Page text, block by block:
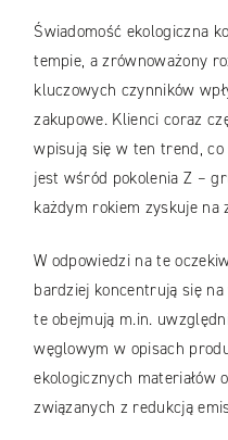
Świadomość ekologiczna
tempie, a zrównoważony
kluczowych czynników
zakupowe. Klienci coraz
wpisują się w ten trend,
jest wśród pokolenia Z –
każdym rokiem zyskuje na
W odpowiedzi na te
bardziej koncentrują się na
te obejmują m.in.
węglowym w opisach
ekologicznych materiałów
związanych z redukcją